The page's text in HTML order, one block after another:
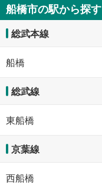
船橋市の駅から探す
総武本線
船橋
総武線
東船橋
京葉線
西船橋